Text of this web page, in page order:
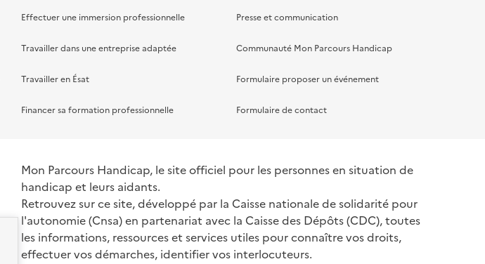
Effectuer une immersion professionnelle
Travailler dans une entreprise adaptée
Travailler en Ésat
Financer sa formation professionnelle
Presse et communication
Communauté Mon Parcours Handicap
Formulaire proposer un événement
Formulaire de contact
Mon Parcours Handicap, le site officiel pour les personnes en situation de
handicap et leurs aidants.
Retrouvez sur ce site, développé par la Caisse nationale de solidarité pour
l'autonomie (Cnsa) en partenariat avec la Caisse des Dépôts (CDC), toutes
les informations, ressources et services utiles pour connaître vos droits,
effectuer vos démarches, identifier vos interlocuteurs.